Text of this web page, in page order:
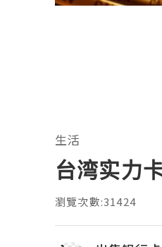
生活
台湾实力
瀏覽次數:31424